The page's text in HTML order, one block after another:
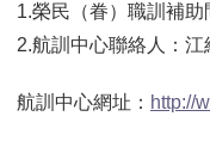
1.榮民（眷）職訓補
2.航訓中心聯絡人：
航訓中心網址： http://